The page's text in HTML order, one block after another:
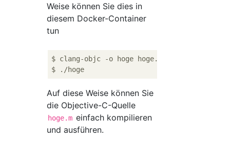
Weise können Sie dies in
diesem Docker-Container
tun
$ clang-objc -o hoge hoge.m
Auf diese Weise können Sie
die Objective-C-Quelle
hoge.m einfach kompilieren
und ausführen.